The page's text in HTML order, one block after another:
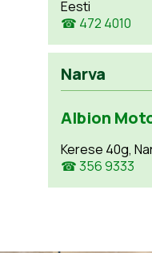
Eesti
☎ 472 4010
Narva
Albion
Kerese 40g,
☎ 356 9333